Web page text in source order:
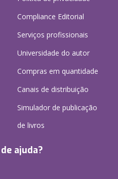
Compliance Editorial
Serviços profissionais
Universidade do autor
Compras em quantidade
Canais de distribuição
Simulador de publicação
de livros
ajuda?